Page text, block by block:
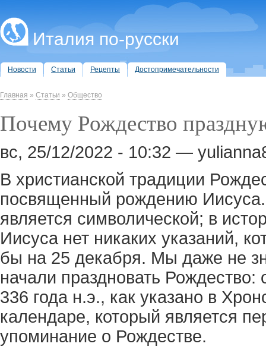
Италия по-русски
Новости Статьи Рецепты Достопримечательности
Главная » Статьи » Общество
Почему Рождество
вс, 25/12/2022 - 10:32 —
В христианской традиции
посвященный рождению
является символической; в
Иисуса нет никаких указаний,
бы на 25 декабря. Мы даже не
начали праздновать
336 года н.э., как указано в
календаре, который является
упоминание о Рождестве.